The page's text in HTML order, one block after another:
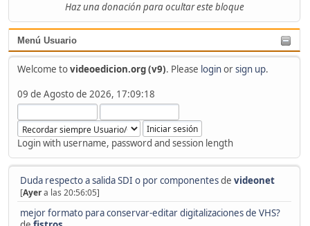
Haz una donación para ocultar este bloque
Menú Usuario
Welcome tovideoedicion.org (v9). Please loginorsign up.
09 de Agosto de 2026, 17:09:18
Login with username, password and session length
Duda respecto a salida SDI o por componentesde videonet
[Ayera las 20:56:05]
mejor formato para conservar-editar digitalizaciones de VHS?